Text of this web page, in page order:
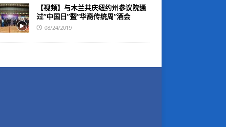
【视频】与木兰共庆纽约州参议院通
过“中国日”暨“华裔传统周”酒会
08/24/2019